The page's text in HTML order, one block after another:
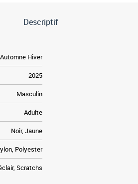
Descriptif
Automne Hiver
2025
Masculin
Adulte
Noir, Jaune
Polyester
Scratchs